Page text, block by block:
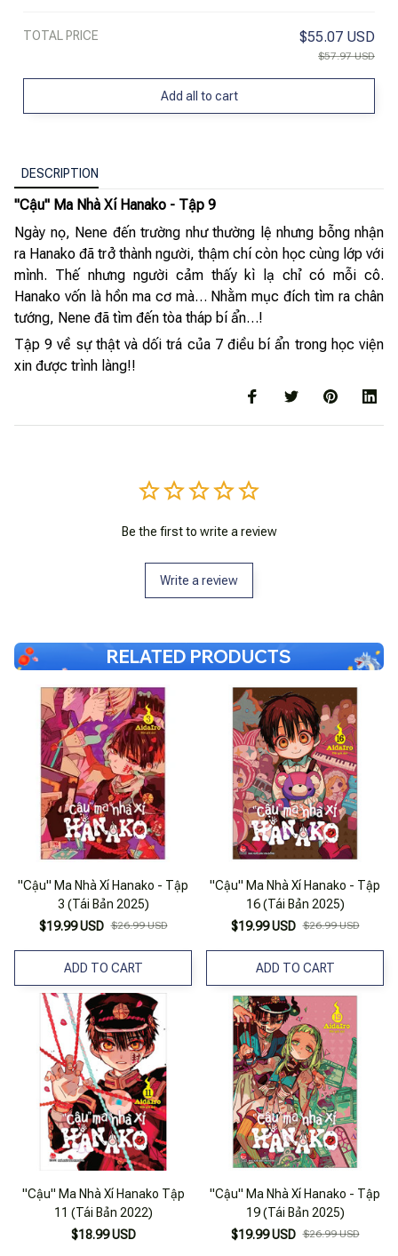
TOTAL PRICE $55.07 USD
$57.97 USD
Add all to cart
DESCRIPTION
"Cậu" Ma Nhà Xí Hanako - Tập 9
Ngày nọ, Nene đến trường như thường lệ nhưng bỗng nhận
ra Hanako đã trở thành người, thậm chí còn học cùng lớp với
mình. Thế nhưng người cảm thấy kì lạ chỉ có mỗi cô.
Hanako vốn là hồn ma cơ mà… Nhằm mục đích tìm ra chân
tướng, Nene đã tìm đến tòa tháp bí ẩn…!
Tập 9 về sự thật và dối trá của 7 điều bí ẩn trong học viện
xin được trình làng!!
Be the first to write a review
Write a review
RELATED PRODUCTS
"Cậu" Ma Nhà Xí Hanako - Tập
3 (Tái Bản 2025)
$19.99 USD $26.99 USD
ADD TO CART
"Cậu" Ma Nhà Xí Hanako - Tập
16 (Tái Bản 2025)
$19.99 USD $26.99 USD
ADD TO CART
"Cậu" Ma Nhà Xí Hanako Tập
11 (Tái Bản 2022)
$18.99 USD
"Cậu" Ma Nhà Xí Hanako - Tập
19 (Tái Bản 2025)
$19.99 USD $26.99 USD